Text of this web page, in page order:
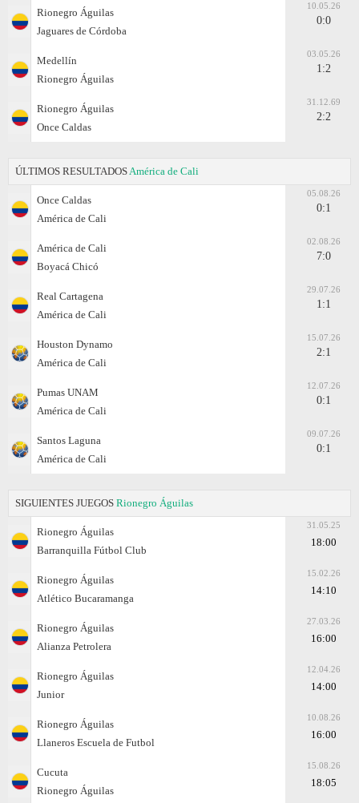
Rionegro Águilas
Jaguares de Córdoba
10.05.26
0:0
Medellín
Rionegro Águilas
03.05.26
1:2
Rionegro Águilas
Once Caldas
31.12.69
2:2
ÚLTIMOS RESULTADOS América de Cali
Once Caldas
América de Cali
05.08.26
0:1
América de Cali
Boyacá Chicó
02.08.26
7:0
Real Cartagena
América de Cali
29.07.26
1:1
Houston Dynamo
América de Cali
15.07.26
2:1
Pumas UNAM
América de Cali
12.07.26
0:1
Santos Laguna
América de Cali
09.07.26
0:1
SIGUIENTES JUEGOS Rionegro Águilas
Rionegro Águilas
Barranquilla Fútbol Club
31.05.25
18:00
Rionegro Águilas
Atlético Bucaramanga
15.02.26
14:10
Rionegro Águilas
Alianza Petrolera
27.03.26
16:00
Rionegro Águilas
Junior
12.04.26
14:00
Rionegro Águilas
Llaneros Escuela de Futbol
10.08.26
16:00
Cucuta
Rionegro Águilas
15.08.26
18:05